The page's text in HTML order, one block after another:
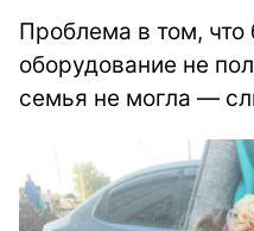
Проблема в том, что
оборудование не
семья не могла —